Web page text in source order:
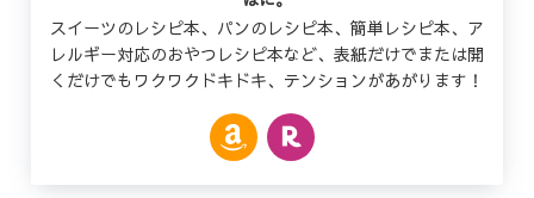
スイーツのレシピ本、パンのレシピ本、簡単レシピ本、ア
レルギー対応のおやつレシピ本など、表紙だけでまたは開
くだけでもワクワクドキドキ、テンションがあがります！